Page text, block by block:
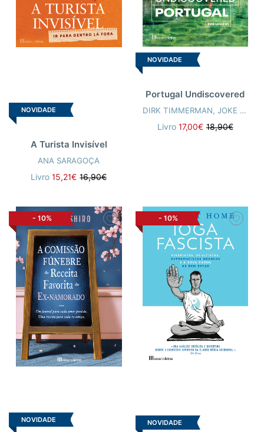
NOVIDADE
A Turista Invisível
ANA SARAGOÇA
Livro15,21€ 16,90€
NOVIDADE
Portugal Undiscovered
DIRK TIMMERMAN, JOKE LANGENS
Livro 17,00€ 18,90€
- 10%
NOVIDADE
- 10%
NOVIDADE